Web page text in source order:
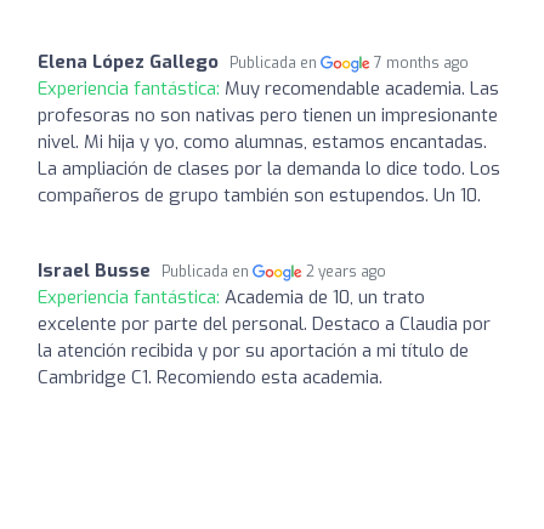
Elena López Gallego Publicada en 7 months ago
Experiencia fantástica: Muy recomendable academia. Las
profesoras no son nativas pero tienen un impresionante
nivel. Mi hija y yo, como alumnas, estamos encantadas.
La ampliación de clases por la demanda lo dice todo. Los
compañeros de grupo también son estupendos. Un 10.
Israel Busse Publicada en 2 years ago
Experiencia fantástica: Academia de 10, un trato
excelente por parte del personal. Destaco a Claudia por
la atención recibida y por su aportación a mi título de
Cambridge C1. Recomiendo esta academia.